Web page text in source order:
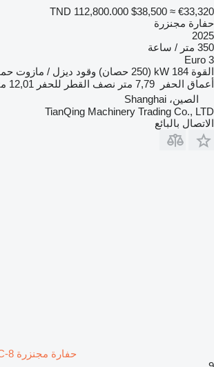
TND 112,800.000 $38,500 ≈ €33,320
حفارة مجنزرة
2025
350 متر / ساعة
Euro 3
القوة 184 kW (250 حصان) وقود ديزل / مازوت
أعماق الحفر
7,79 متر نصف القطر للحفر 12,01 متر
الصين، Shanghai
TianQing Machinery Trading Co., LTD
الاتصال بالبائع
حفارة مجنزرة Komatsu PC240LC-8